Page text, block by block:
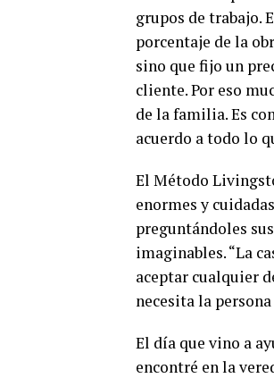
grupos de trabajo.
porcentaje de la
sino que fijo un
cliente. Por eso
de la familia. Es
acuerdo a todo lo
El Método
enormes y
preguntándoles
imaginables. “La
aceptar cualquier
necesita la
El día que vino a
encontré en la